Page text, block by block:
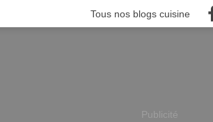
Tous nos blogs cuisine
Publicité